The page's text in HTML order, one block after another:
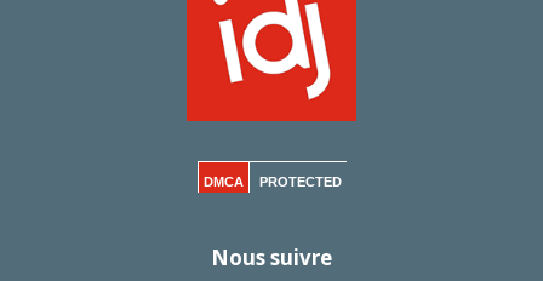
DMCA PROTECTED
Nous suivre